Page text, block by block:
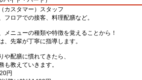
カスタマー）スタッフ
フロアでの接客、料理配膳など。
メニューの種類や特徴を覚えることから！
、先輩が丁寧に指導します。
や配膳に慣れてきたら、
も教えていきます。
円